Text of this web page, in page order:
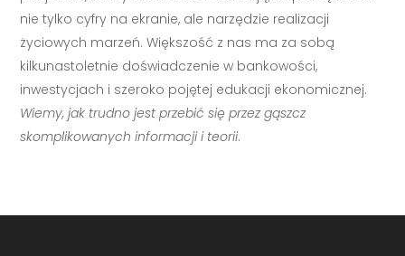
nie tylko cyfry na ekranie, ale narzędzie realizacji
życiowych marzeń. Większość z nas ma za sobą
kilkunastoletnie doświadczenie w bankowości,
inwestycjach i szeroko pojętej edukacji ekonomicznej.
Wiemy, jak trudno jest przebić się przez gąszcz
skomplikowanych informacji i teorii.